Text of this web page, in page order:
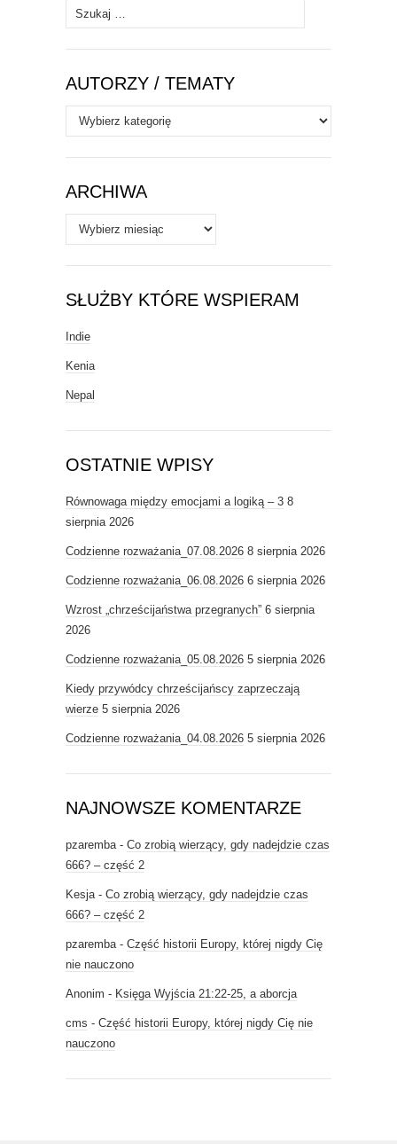
Szukaj:
AUTORZY / TEMATY
Autorzy
/
Tematy
ARCHIWA
Archiwa
SŁUŻBY KTÓRE WSPIERAM
Indie
Kenia
Nepal
OSTATNIE WPISY
Równowaga między emocjami a logiką – 3 8
sierpnia 2026
Codzienne rozważania_07.08.2026 8 sierpnia 2026
Codzienne rozważania_06.08.2026 6 sierpnia 2026
Wzrost „chrześcijaństwa przegranych” 6 sierpnia
2026
Codzienne rozważania_05.08.2026 5 sierpnia 2026
Kiedy przywódcy chrześcijańscy zaprzeczają
wierze 5 sierpnia 2026
Codzienne rozważania_04.08.2026 5 sierpnia 2026
NAJNOWSZE KOMENTARZE
pzaremba- Co zrobią wierzący, gdy nadejdzie czas
666? – część 2
Kesja- Co zrobią wierzący, gdy nadejdzie czas
666? – część 2
pzaremba- Część historii Europy, której nigdy Cię
nie nauczono
Anonim - Księga Wyjścia 21:22-25, a aborcja
cms - Część historii Europy, której nigdy Cię nie
nauczono